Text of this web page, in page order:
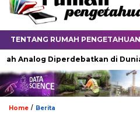
TENTANG RUMAH PENGETAHUAN
Analog Diperdebatkan di Dunia
Home / Berita